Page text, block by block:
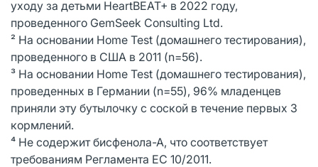
уходу за детьми HeartBEAT+ в 2022 году,
проведенного GemSeek Consulting Ltd.
² На основании Home Test (домашнего тестирования),
проведенного в США в 2011 (n=56).
³ На основании Home Test (домашнего тестирования),
проведенных в Германии (n=55), 96% младенцев
приняли эту бутылочку с соской в течение первых 3
кормлений.
⁴ Не содержит бисфенола-А, что соответствует
требованиям Регламента ЕС 10/2011.